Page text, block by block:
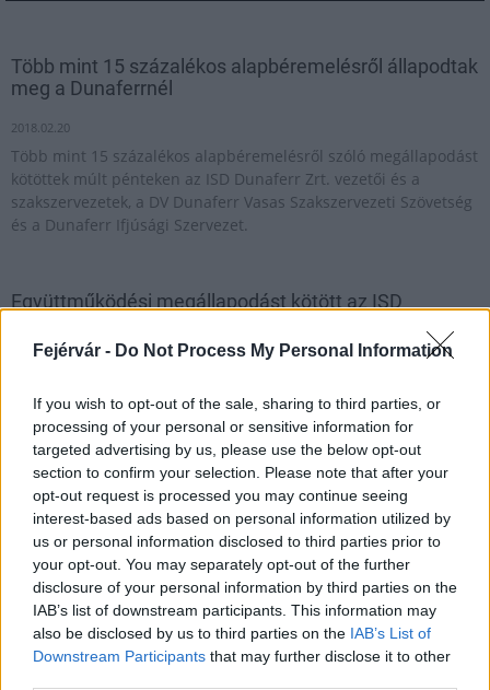
Fejérvár - Do Not Process My Personal Information
If you wish to opt-out of the sale, sharing to third parties, or
processing of your personal or sensitive information for
targeted advertising by us, please use the below opt-out
section to confirm your selection. Please note that after your
opt-out request is processed you may continue seeing
interest-based ads based on personal information utilized by
us or personal information disclosed to third parties prior to
your opt-out. You may separately opt-out of the further
disclosure of your personal information by third parties on the
IAB’s list of downstream participants. This information may
also be disclosed by us to third parties on the IAB’s List of
Downstream Participants that may further disclose it to other
Több mint 15 százalékos alapbéremelésről állapodtak
meg a Dunaferrnél
2018.02.20
Több mint 15 százalékos alapbéremelésről szóló megállapodást
kötöttek múlt pénteken az ISD Dunaferr Zrt. vezetői és a
szakszervezetek, a DV Dunaferr Vasas Szakszervezeti Szövetség
és a Dunaferr Ifjúsági Szervezet.
Együttműködési megállapodást kötött az ISD
2017.02.07
fuvarozott nyersanyagok és az onnan kiszállított késztermékek
mennyisége. A vasmű nyersanyagellátását biztosító, vasúti
fuvarozási együttműködési megállapodást írtak alá az ISD
Dunaferr Zrt. és a Rail Cargo Hungaria Zrt. vezetői a Szabolcs-
Szatmár-Bereg megyei Mándokon.
1